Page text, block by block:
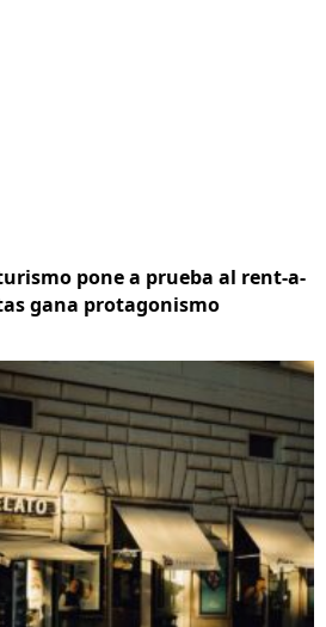
pone a prueba al rent-a-
gana protagonismo